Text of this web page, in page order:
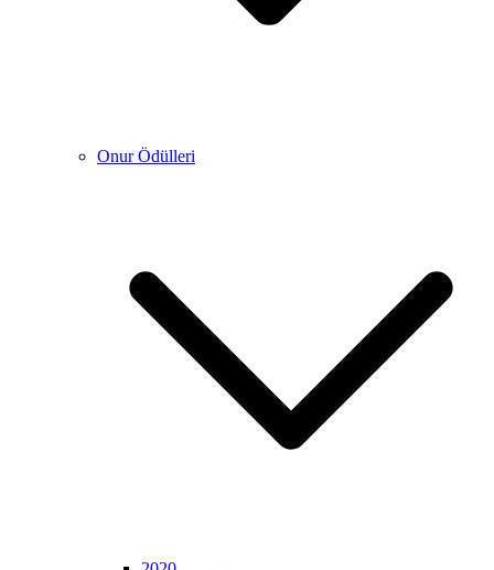
Onur Ödülleri